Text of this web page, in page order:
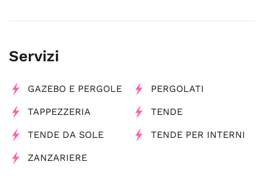
Servizi
GAZEBO E PERGOLE PERGOLATI
TAPPEZZERIA TENDE
TENDE DA SOLE TENDE PER INTERNI
ZANZARIERE